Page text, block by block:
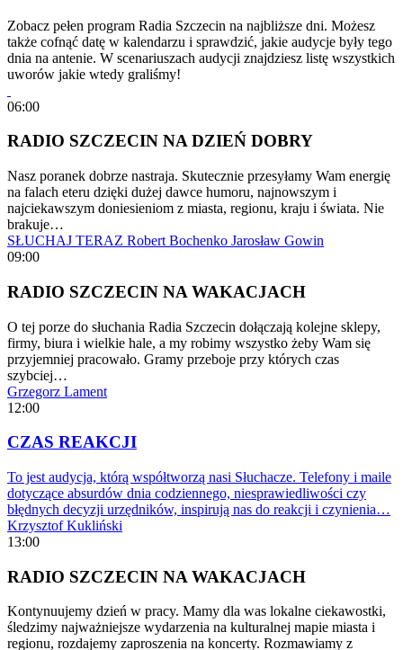
Zobacz pełen program Radia Szczecin na najbliższe dni. Możesz
także cofnąć datę w kalendarzu i sprawdzić, jakie audycje były tego
dnia na antenie. W scenariuszach audycji znajdziesz listę wszystkich
uworów jakie wtedy graliśmy!
06:00
RADIO SZCZECIN NA DZIEŃ DOBRY
Nasz poranek dobrze nastraja. Skutecznie przesyłamy Wam energię
na falach eteru dzięki dużej dawce humoru, najnowszym i
najciekawszym doniesieniom z miasta, regionu, kraju i świata. Nie
brakuje…
SŁUCHAJ TERAZ Robert Bochenko Jarosław Gowin
09:00
RADIO SZCZECIN NA WAKACJACH
O tej porze do słuchania Radia Szczecin dołączają kolejne sklepy,
firmy, biura i wielkie hale, a my robimy wszystko żeby Wam się
przyjemniej pracowało. Gramy przeboje przy których czas
szybciej…
Grzegorz Lament
12:00
CZAS REAKCJI
To jest audycja, którą współtworzą nasi Słuchacze. Telefony i maile
dotyczące absurdów dnia codziennego, niesprawiedliwości czy
błędnych decyzji urzędników, inspirują nas do reakcji i czynienia…
Krzysztof Kukliński
13:00
RADIO SZCZECIN NA WAKACJACH
Kontynuujemy dzień w pracy. Mamy dla was lokalne ciekawostki,
śledzimy najważniejsze wydarzenia na kulturalnej mapie miasta i
regionu, rozdajemy zaproszenia na koncerty. Rozmawiamy z